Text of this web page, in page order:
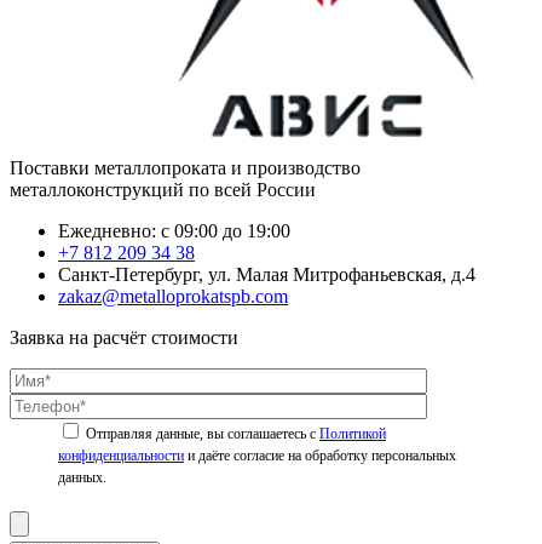
Поставки металлопроката и производство
металлоконструкций по всей России
Ежедневно: с 09:00 до 19:00
+7 812 209 34 38
Санкт-Петербург, ул. Малая Митрофаньевская, д.4
zakaz@metalloprokatspb.com
Заявка на расчёт стоимости
Политикой
конфиденциальности